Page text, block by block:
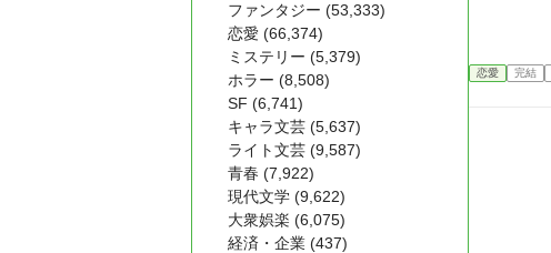
恋愛 完結
ファンタジー (53,333)
恋愛 (66,374)
ミステリー (5,379)
ホラー (8,508)
SF (6,741)
キャラ文芸 (5,637)
ライト文芸 (9,587)
青春 (7,922)
現代文学 (9,622)
大衆娯楽 (6,075)
経済・企業 (437)